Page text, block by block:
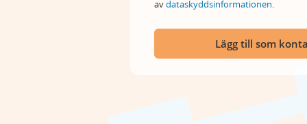
avdataskyddsinformationen.
Lägg till som